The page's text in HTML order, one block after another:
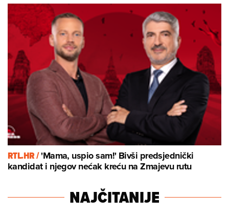
RTL.HR /'Mama, uspio sam!' Bivši predsjednički
kandidat i njegov nećak kreću na Zmajevu rutu
NAJČITANIJE